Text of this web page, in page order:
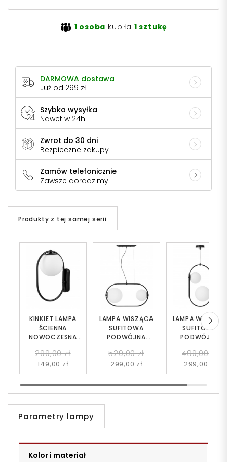
1 osoba kupiła 1 sztukę
DARMOWA dostawa
Już od 299 zł
Szybka wysyłka
Nawet w 24h
Zwrot do 30 dni
Bezpieczne zakupy
Zamów telefonicznie
Zawsze doradzimy
Produkty z tej samej serii
LAMPA WISZĄCA
SUFITOWA
PODWÓJNA
CZARNA PANARI
499,00 zł
299,00 zł
LAMPA WISZĄCA
SUFITOWA
PODWÓJNA
CZARNA PANARI
PRO
529,00 zł
299,00 zł
KINKIET LAMPA
ŚCIENNA
NOWOCZESNA
299,00 zł
149,00 zł
Parametry lampy
Kolor i materiał